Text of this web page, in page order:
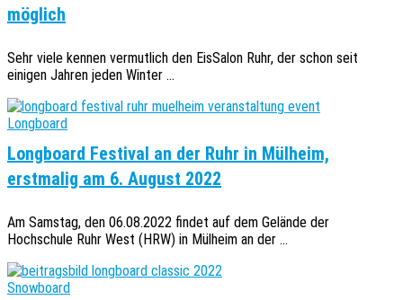
möglich
Sehr viele kennen vermutlich den EisSalon Ruhr, der schon seit
einigen Jahren jeden Winter ...
Longboard
Longboard Festival an der Ruhr in Mülheim,
erstmalig am 6. August 2022
Am Samstag, den 06.08.2022 findet auf dem Gelände der
Hochschule Ruhr West (HRW) in Mülheim an der ...
Snowboard